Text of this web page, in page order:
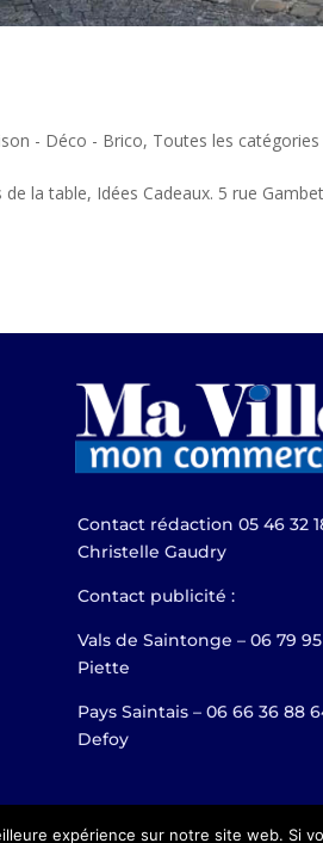
- Déco - Brico, Toutes les catégories
la table, Idées Cadeaux. 5 rue
Contact rédaction 05 46 32
Christelle Gaudry
Contact publicité :
Vals de Saintonge – 06 79
Piette
Pays Saintais – 06 66 36 88
Defoy
expérience sur notre site web. Si